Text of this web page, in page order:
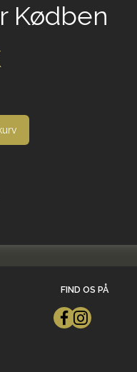
Kødben
FIND OS PÅ